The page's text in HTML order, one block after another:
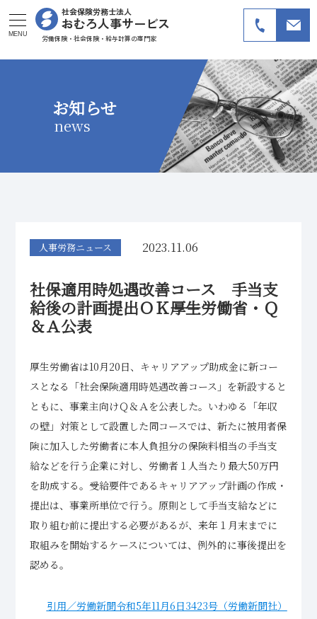
MENU
社会保険労務士法人
おむろ人事サービス
労働保険・社会保険・給与計算の専門家
お知らせ
news
人事労務ニュース 2023.11.06
社保適用時処遇改善コース 手当支
給後の計画提出ＯＫ――厚生労働省・Ｑ
＆Ａ公表
厚生労働省は10月20日、キャリアアップ助成金に新コー
スとなる「社会保険適用時処遇改善コース」を新設すると
ともに、事業主向けＱ＆Ａを公表した。いわゆる「年収
の壁」対策として設置した同コースでは、新たに被用者保
険に加入した労働者に本人負担分の保険料相当の手当支
給などを行う企業に対し、労働者１人当たり最大50万円
を助成する。受給要件であるキャリアアップ計画の作成・
提出は、事業所単位で行う。原則として手当支給などに
取り組む前に提出する必要があるが、来年１月末までに
取組みを開始するケースについては、例外的に事後提出を
認める。
引用／労働新聞令和5年11月6日3423号（労働新聞社）